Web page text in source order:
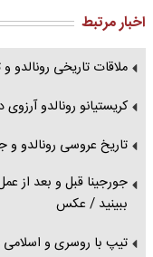
اخبار مرتبط
ملاقات تاریخی
کریستیانو رونالدو
تاریخ عروسی رونالدو و
جورجینا قبل و بعد از
ببینید / عکس
تیپ با روسری و اسلامی